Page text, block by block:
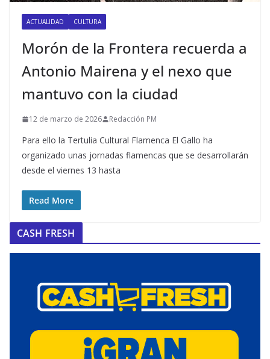
ACTUALIDAD CULTURA
Morón de la Frontera recuerda a
Antonio Mairena y el nexo que
mantuvo con la ciudad
12 de marzo de 2026 Redacción PM
Para ello la Tertulia Cultural Flamenca El Gallo ha
organizado unas jornadas flamencas que se desarrollarán
desde el viernes 13 hasta
Read More
CASH FRESH